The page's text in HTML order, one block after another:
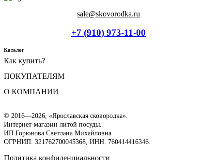
sale@skovorodka.ru
+7 (910) 973-11-00
Каталог
Сковороды
Сковороды гриль
Сковороды блинные
Жаровни
Кастрюли
Ковши
Противни
Формы для выпечки
Сковороды вок
Как купить?
Оплата
Возврат товара
ПОКУПАТЕЛЯМ
Моя корзина
Вопрос-ответ
О КОМПАНИИ
Документы
Реквизиты
Контакты
© 2016—2026, «Ярославская сковородка».
Интернет-магазин литой посуды.
ИП Горюнова Светлана Михайловна
ОГРНИП: 321762700045368, ИНН: 760414416346.
Политика конфиденциальности